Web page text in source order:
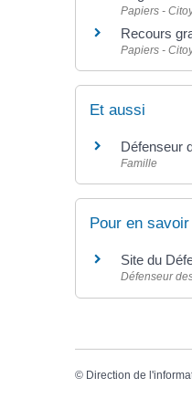
Papiers -
Recours
Papiers -
Et aussi
Défenseur
Famille
Pour en
Site du
Défenseur
© Direction de